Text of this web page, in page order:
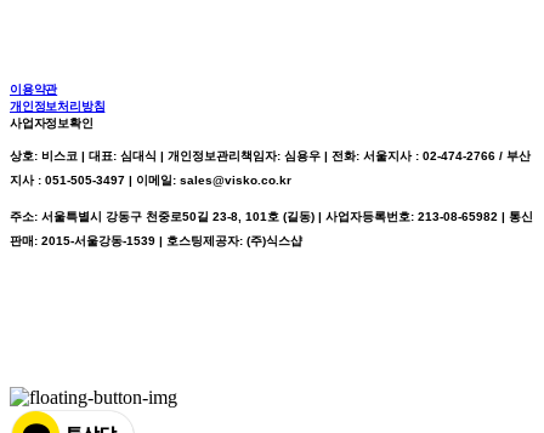
이용약관
개인정보처리방침
사업자정보확인
상호: 비스코 | 대표: 심대식 | 개인정보관리책임자: 심용우 | 전화: 서울지사 : 02-474-2766 / 부산
지사 : 051-505-3497 | 이메일: sales@visko.co.kr
주소: 서울특별시 강동구 천중로50길 23-8, 101호 (길동) | 사업자등록번호: 213-08-65982 | 통신
판매: 2015-서울강동-1539 | 호스팅제공자: (주)식스샵